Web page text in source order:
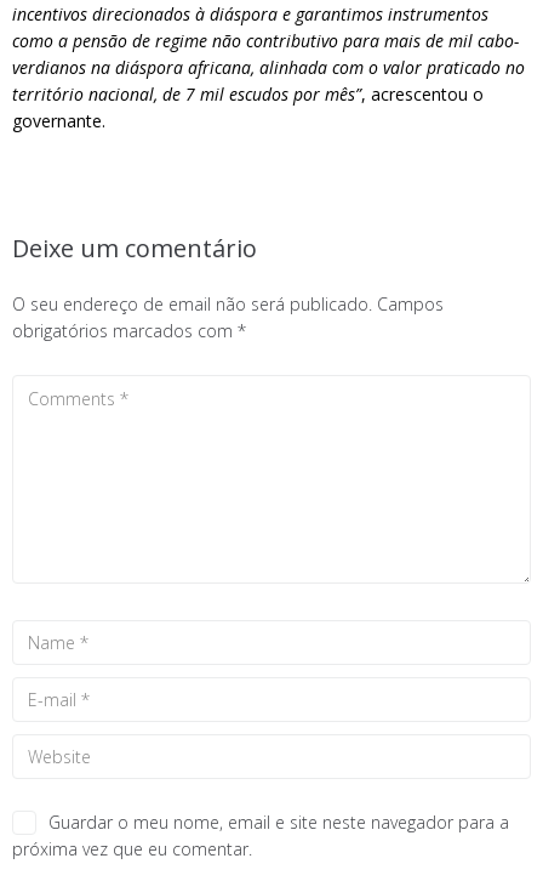
incentivos direcionados à diáspora e garantimos instrumentos
como a pensão de regime não contributivo para mais de mil cabo-
verdianos na diáspora africana, alinhada com o valor praticado no
território nacional, de 7 mil escudos por mês”, acrescentou o
governante.
Deixe um comentário
O seu endereço de email não será publicado. Campos
obrigatórios marcados com *
Guardar o meu nome, email e site neste navegador para a
próxima vez que eu comentar.